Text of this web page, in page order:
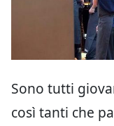
Sono tutti
così tanti che